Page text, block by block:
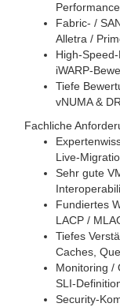
Performance
Fabric‑ /
Alletra /
Tiefe
vNUMA &
Fachliche
Sehr gute
Fundiertes
LACP /
Tiefes
Caches,
Monitoring /